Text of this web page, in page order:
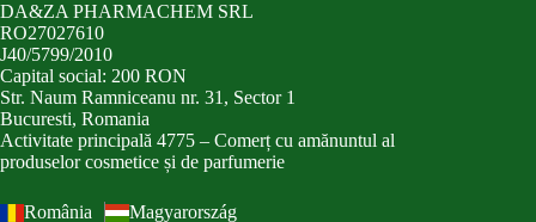
DA&ZA PHARMACHEM SRL
RO27027610
J40/5799/2010
Capital social: 200 RON
Str. Naum Ramniceanu nr. 31, Sector 1
Bucuresti, Romania
Activitate principală 4775 – Comerț cu amănuntul al
produselor cosmetice și de parfumerie
România
Magyarország